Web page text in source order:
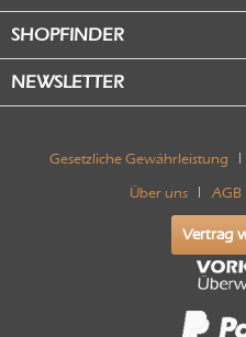
SHOPFINDER
NEWSLETTER
Gesetzliche Gewährleistung
Über uns AGB
Vertrag